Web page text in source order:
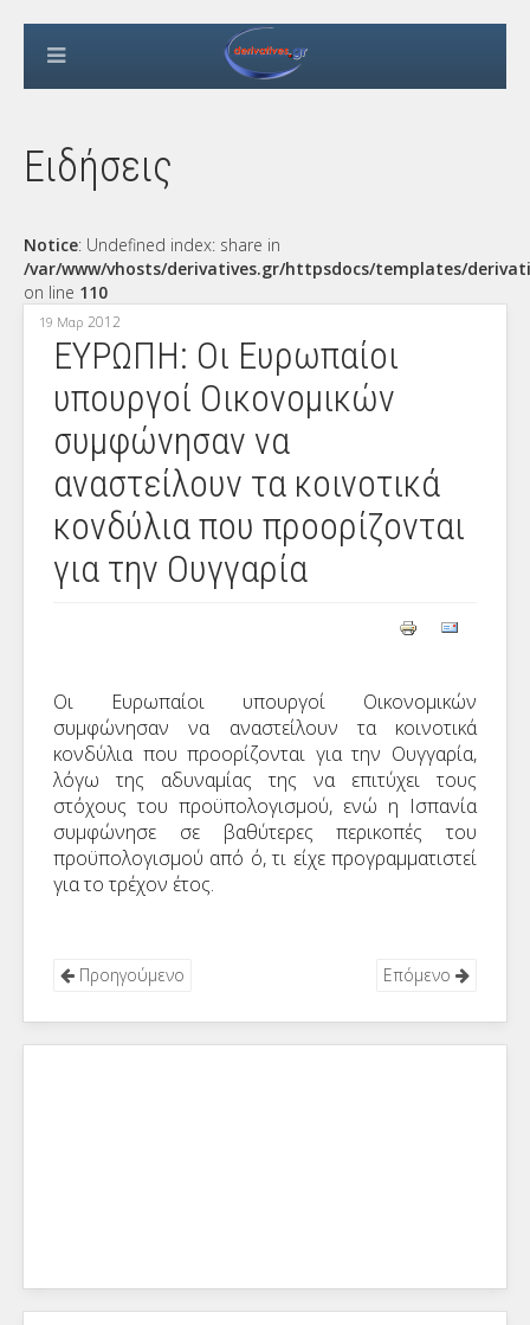
Ειδήσεις
Notice: Undefined index: share in
/var/www/vhosts/derivatives.gr/httpsdocs/templates/
on line 110
19 Μαρ 2012
ΕΥΡΩΠΗ: Οι Ευρωπαίοι
υπουργοί Οικονομικών
συμφώνησαν να
αναστείλουν τα κοινοτικά
κονδύλια που προορίζονται
για την Ουγγαρία
Οι Ευρωπαίοι υπουργοί Οικονομικών
συμφώνησαν να αναστείλουν τα κοινοτικά
κονδύλια που προορίζονται για την Ουγγαρία,
λόγω της αδυναμίας της να επιτύχει τους
στόχους του προϋπολογισμού, ενώ η Ισπανία
συμφώνησε σε βαθύτερες περικοπές του
προϋπολογισμού από ό, τι είχε προγραμματιστεί
για το τρέχον έτος.
Προηγούμενο Επόμενο